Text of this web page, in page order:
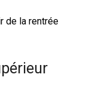
de la rentrée